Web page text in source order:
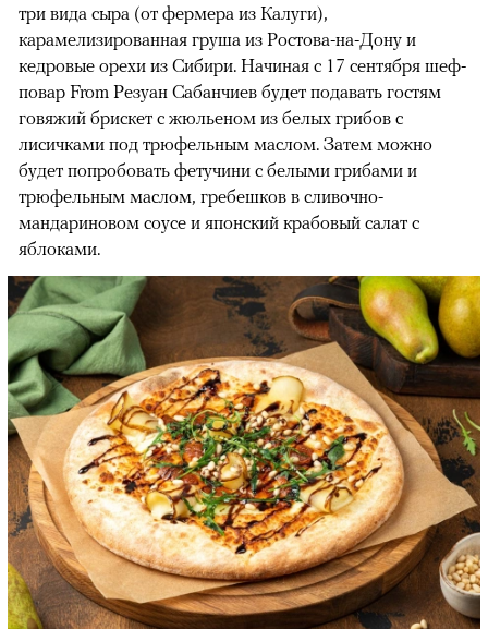
три вида сыра (от фермера из Калуги),
карамелизированная груша из Ростова-на-Дону и
кедровые орехи из Сибири. Начиная с 17 сентября шеф-
повар From Резуан Сабанчиев будет подавать гостям
говяжий брискет с жюльеном из белых грибов с
лисичками под трюфельным маслом. Затем можно
будет попробовать фетучини с белыми грибами и
трюфельным маслом, гребешков в сливочно-
мандариновом соусе и японский крабовый салат с
яблоками.